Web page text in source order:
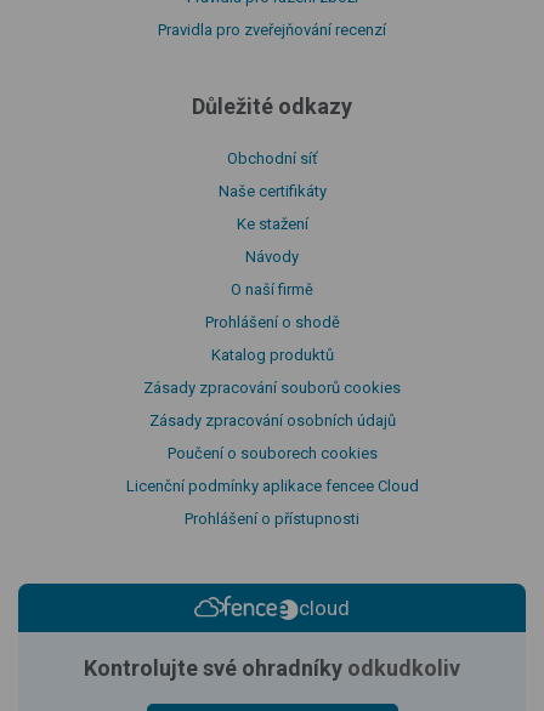
Pravidla pro zveřejňování recenzí
Důležité odkazy
Obchodní síť
Naše certifikáty
Ke stažení
Návody
O naší firmě
Prohlášení o shodě
Katalog produktů
Zásady zpracování souborů cookies
Zásady zpracování osobních údajů
Poučení o souborech cookies
Licenční podmínky aplikace fencee Cloud
Prohlášení o přístupnosti
cloud
Kontrolujte své ohradníky odkudkoliv